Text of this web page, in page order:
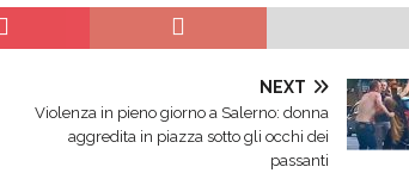
NEXT
Violenza in pieno giorno a Salerno: donna
aggredita in piazza sotto gli occhi dei
passanti